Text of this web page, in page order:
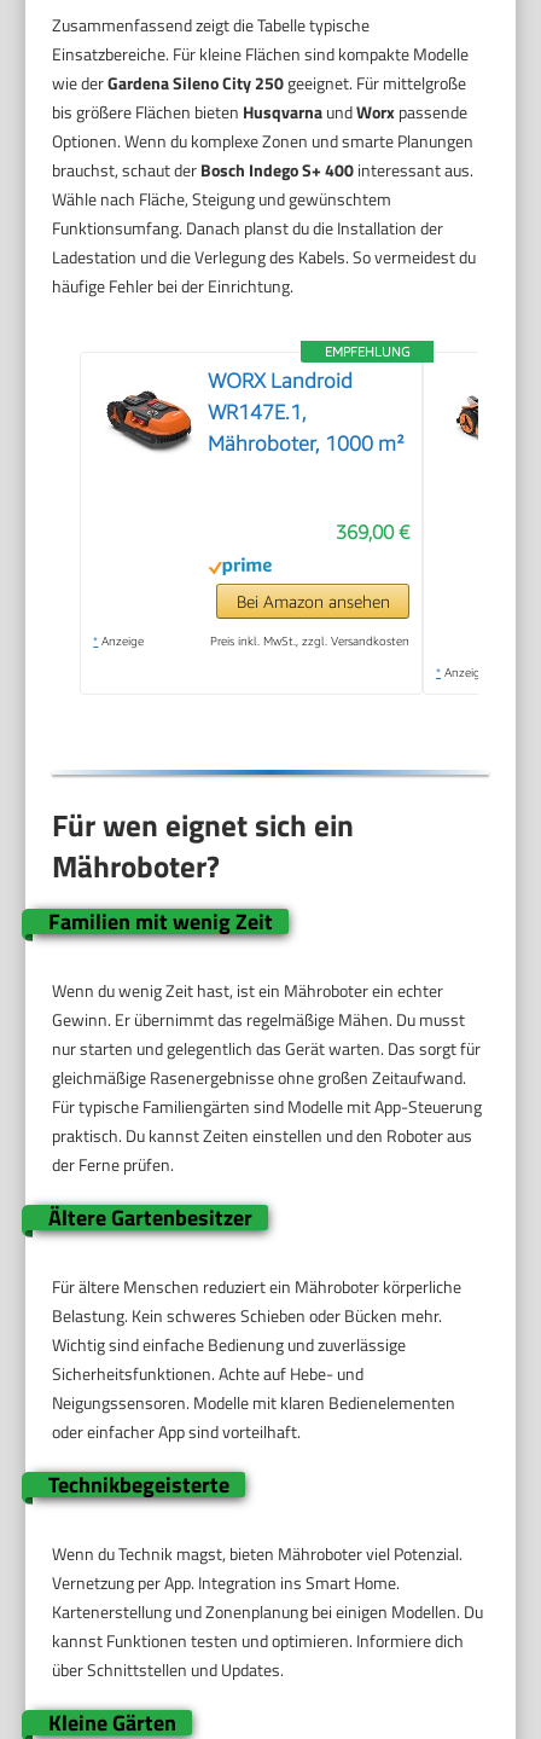
Zusammenfassend zeigt die Tabelle typische
Einsatzbereiche. Für kleine Flächen sind kompakte Modelle
wie derGardena Sileno City 250geeignet. Für mittelgroße
bis größere Flächen bieten HusqvarnaundWorxpassende
Optionen. Wenn du komplexe Zonen und smarte Planungen
brauchst, schaut derBosch Indego S+ 400interessant aus.
Wähle nach Fläche, Steigung und gewünschtem
Funktionsumfang. Danach planst du die Installation der
Ladestation und die Verlegung des Kabels. So vermeidest du
häufige Fehler bei der Einrichtung.
EMPFEHLUNG
WORX Landroid
WR147E.1,
Mähroboter, 1000 m²
369,00 €
Bei Amazon ansehen
* Anzeige Preis inkl. MwSt., zzgl. Versandkosten
* Anzeige
Für wen eignet sich ein
Mähroboter?
Familien mit wenig Zeit
Wenn du wenig Zeit hast, ist ein Mähroboter ein echter
Gewinn. Er übernimmt das regelmäßige Mähen. Du musst
nur starten und gelegentlich das Gerät warten. Das sorgt für
gleichmäßige Rasenergebnisse ohne großen Zeitaufwand.
Für typische Familiengärten sind Modelle mit App-Steuerung
praktisch. Du kannst Zeiten einstellen und den Roboter aus
der Ferne prüfen.
Ältere Gartenbesitzer
Für ältere Menschen reduziert ein Mähroboter körperliche
Belastung. Kein schweres Schieben oder Bücken mehr.
Wichtig sind einfache Bedienung und zuverlässige
Sicherheitsfunktionen. Achte auf Hebe- und
Neigungssensoren. Modelle mit klaren Bedienelementen
oder einfacher App sind vorteilhaft.
Technikbegeisterte
Wenn du Technik magst, bieten Mähroboter viel Potenzial.
Vernetzung per App. Integration ins Smart Home.
Kartenerstellung und Zonenplanung bei einigen Modellen. Du
kannst Funktionen testen und optimieren. Informiere dich
über Schnittstellen und Updates.
Kleine Gärten